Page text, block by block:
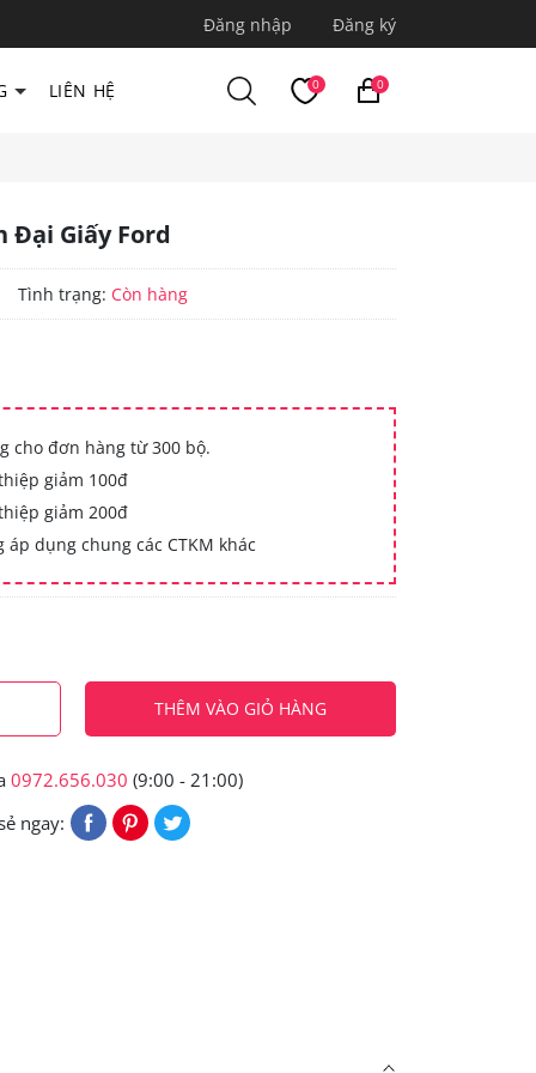
Đăng nhập Đăng ký
LIÊN HỆ 0 0
Đại Giấy Ford
Tình trạng: Còn hàng
cho đơn hàng từ 300 bộ.
giảm 100đ
giảm 200đ
dụng chung các CTKM khác
THÊM VÀO GIỎ HÀNG
0972.656.030 (9:00 - 21:00)
ngay: